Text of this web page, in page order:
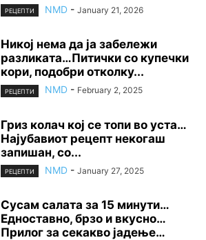
РЕЦЕПТИ NMD - January 21, 2026
Никој нема да ја забележи
разликата…Питички со купечки
кори, подобри отколку...
РЕЦЕПТИ NMD - February 2, 2025
Гриз колач кој се топи во уста…
Најубавиот рецепт некогаш
запишан, со...
РЕЦЕПТИ NMD - January 27, 2025
Сусам салата за 15 минути…
Едноставно, брзо и вкусно…
Прилог за секакво јадење…